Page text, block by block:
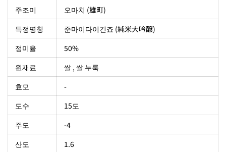
주조미
오마치 (雄町)
특정명칭
준마이다이긴죠 (純米大吟醸)
정미율
50%
원재료
쌀 , 쌀 누룩
효모
-
도수
15도
주도
-4
산도
1.6